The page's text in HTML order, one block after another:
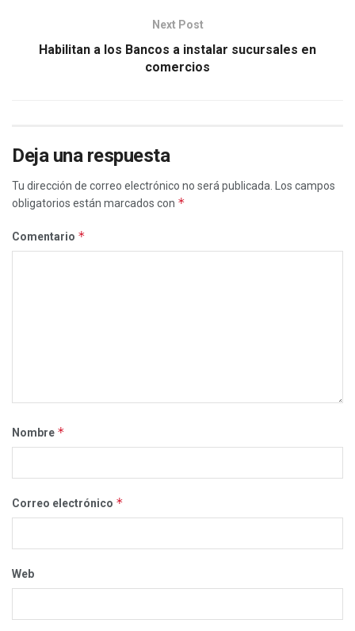
Next Post
Habilitan a los Bancos a instalar sucursales en
comercios
Deja una respuesta
Tu dirección de correo electrónico no será publicada.
Los campos
obligatorios están marcados con *
Comentario *
Nombre *
Correo electrónico *
Web